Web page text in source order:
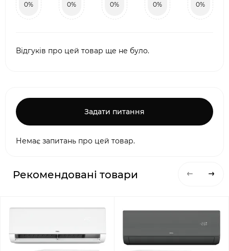
0% 0% 0% 0% 0%
Відгуків про цей товар ще не було.
Задати питання
Немає запитань про цей товар.
Рекомендовані товари